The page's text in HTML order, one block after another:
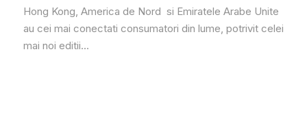
Hong Kong, America de Nord si Emiratele Arabe Unite
au cei mai conectati consumatori din lume, potrivit celei
mai noi editii...